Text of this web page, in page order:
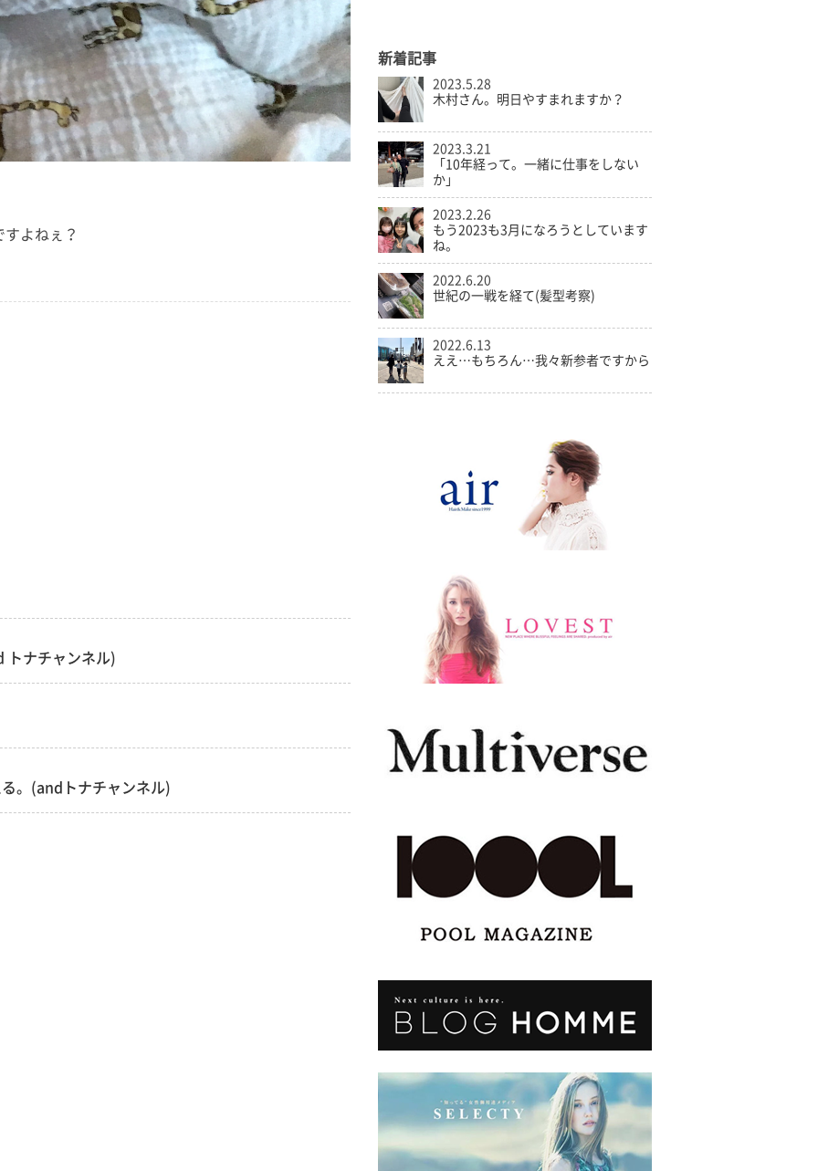
よねぇ？
トナチャンネル)
。(andトナチャンネル)
新着記事
2023.5.28
木村さん。明日やすまれますか？
2023.3.21
「10年経って。一緒に仕事をしない
か」
2023.2.26
もう2023も3月になろうとしています
ね。
2022.6.20
世紀の一戦を経て(髪型考察)
2022.6.13
ええ…もちろん…我々新参者ですから